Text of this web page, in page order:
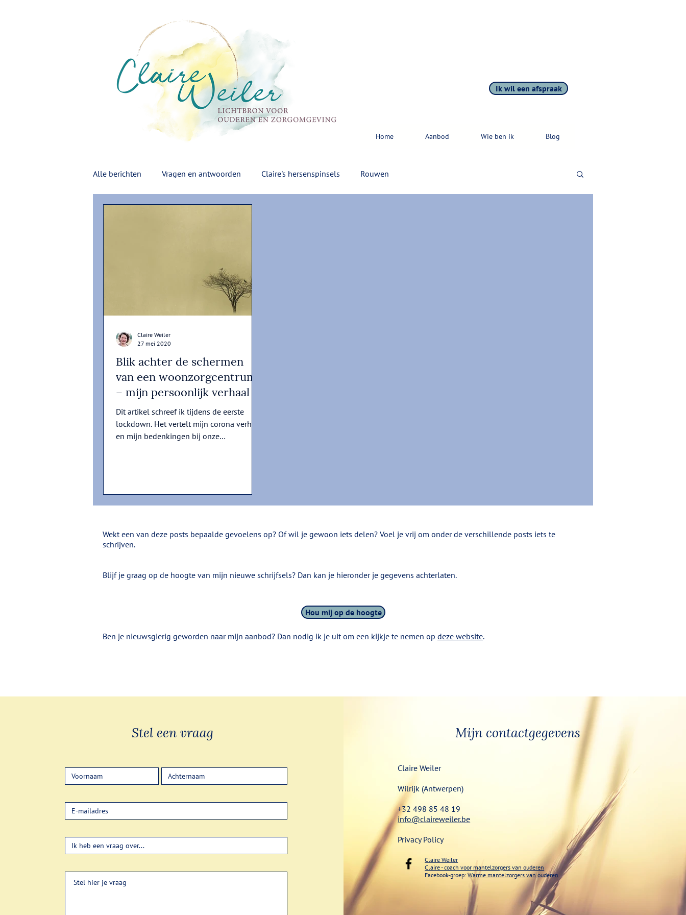
Ik wil een afspraak
Home Aanbod Wie ben ik Blog
Alle berichten Vragen en antwoorden Claire's hersenspinsels Rouwen
Blik achter de schermen
van een woonzorgcentrum
– mijn persoonlijk verhaal
Dit artikel schreef ik tijdens de eerste
lockdown. Het vertelt mijn corona verhaal
en mijn bedenkingen bij onze
Claire Weiler
27 mei 2020
Wekt een van deze posts bepaalde gevoelens op? Of wil je gewoon iets delen? Voel je vrij om onder de verschillende posts iets te
schrijven.
Blijf je graag op de hoogte van mijn nieuwe schrijfsels? Dan kan je hieronder je gegevens achterlaten.
Ben je nieuwsgierig geworden naar mijn aanbod? Dan nodig ik je uit om een kijkje te nemen op deze website.
Hou mij op de hoogte
Stel een vraag Mijn contactgegevens
Claire Weiler
Wilrijk (Antwerpen)
+32 498 85 48 19
info@claireweiler.be
Privacy Policy
Claire Weiler
Claire - coach voor mantelzorgers van ouderen
Facebook-groep:Warme mantelzorgers van ouderen